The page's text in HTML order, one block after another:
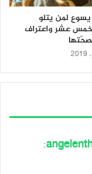
لمن يتلو
عشر واعتراف
: